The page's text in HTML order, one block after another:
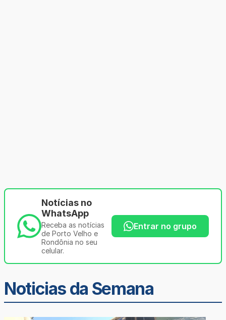
Notícias no
WhatsApp
Receba as notícias
de Porto Velho e
Rondônia no seu
celular.
Entrar no grupo
Noticias da Semana